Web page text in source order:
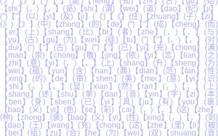
【shi】(，)【，】(是)【shi】(谓)【wei】(道)【dao】(纪)【ji】
(”)【”】(以)【yi】(及)【ji】(《)【《】(庄)【zhuang】(子)【zi】
(》)【》】(中)【zhong】(的)【de】(“)【“】(成)【cheng】(而)
【er】(上)【shang】(比)【bi】(者)【zhe】(，)【，】(与)
【yu】(古)【gu】(为)【wei】(徒)【tu】(”)【”】(，)【，】(对)
【dui】(“)【“】(古)【gu】(”)【”】(已)【yi】(充)【chong】(满)
【man】(崇)【chong】(敬)【jing】(依)【yi】(恋)【lian】(之)
【zhi】(意)【yi】(，)【，】(上)【shang】(升)【sheng】(为)
【wei】(蕴)【yun】(含)【han】(典)【dian】(范)【fan】(性)
【xing】(的)【de】(审)【shen】(美)【mei】(意)【yi】(识)
【shi】(。)【。】(显)【xian】(然)【ran】(，)【，】(上)
【shang】(述)【shu】(单)【dan】(音)【yin】(字)【zi】(本)
【ben】(身)【shen】(已)【yi】(具)【ju】(有)【you】(褒)
【bao】(义)【yi】(色)【se】(彩)【cai】(，)【，】(这)【zhe】
(种)【zhong】(褒)【bao】(义)【yi】(性)【xing】(，)【，】(到)
【dao】(王)【wang】(充)【chong】(这)【zhe】(里)【li】(被)
【bei】(组)【zu】(合)【he】(为)【wei】(双)【shuang】(音)